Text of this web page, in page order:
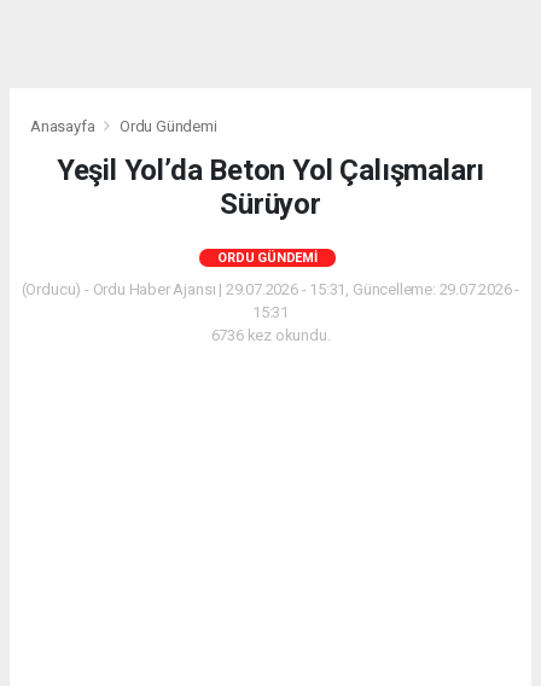
Anasayfa Ordu Gündemi
Yeşil Yol’da Beton Yol Çalışmaları
Sürüyor
ORDU GÜNDEMI
(Orducu) - Ordu Haber Ajansı | 29.07.2026 - 15:31, Güncelleme: 29.07.2026 -
15:31
6736 kez okundu.